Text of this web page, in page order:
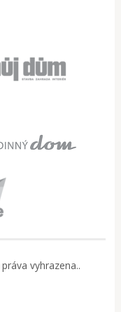
vyhrazena..